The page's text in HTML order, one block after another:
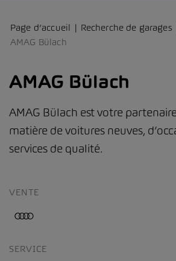
Page d’accueil
Recherche de garages
AMAG Bülach
AMAG Bülach
AMAG Bülach est votre
matière de voitures neuves,
services de qualité.
VENTE
SERVICE